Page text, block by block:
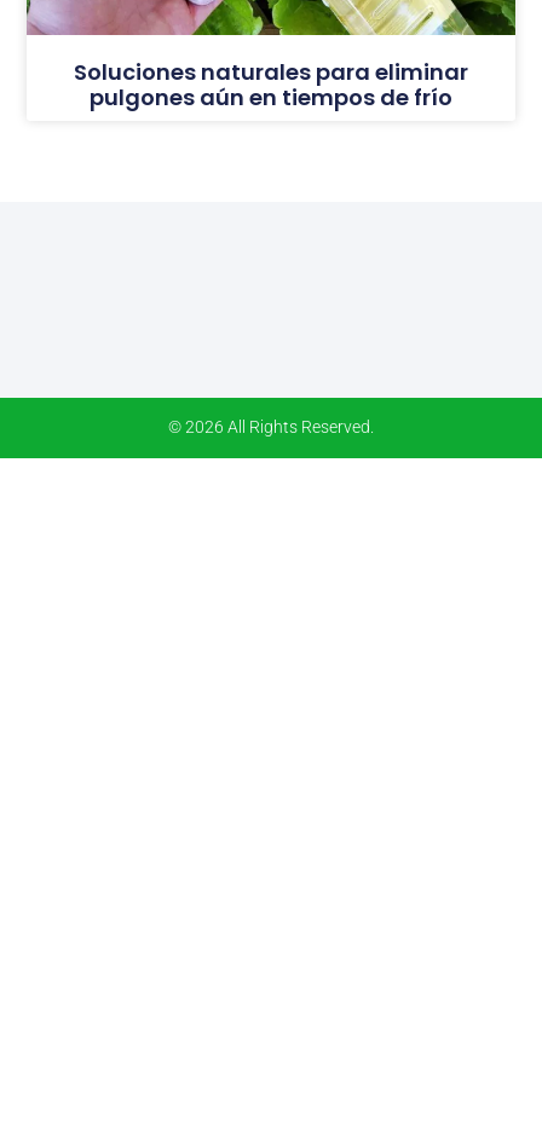
Soluciones naturales para eliminar
pulgones aún en tiempos de frío
© 2026 All Rights Reserved.